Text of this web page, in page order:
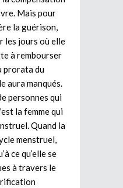
Mais pour
la guérison,
les jours où elle
à rembourser
prorata du
aura manqués.
personnes qui
la femme qui
Quand la
menstruel,
ce qu’elle se
à travers le